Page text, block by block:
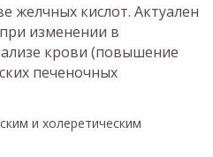
желчных кислот. Актуален
изменении в
крови (повышение
печеночных
и холеретическим